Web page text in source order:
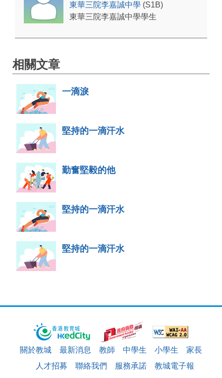
東華三院李嘉誠中學 (S1B)
東華三院李嘉誠中學學生
相關文章
一滴淚
堅持的一滴汗水
勤奮堅毅的他
堅持的一滴汗水
堅持的一滴汗水
關於教城 最新消息 教師 中學生 小學生
家長
人才招募
聯絡我們 服務承諾 教城電子報